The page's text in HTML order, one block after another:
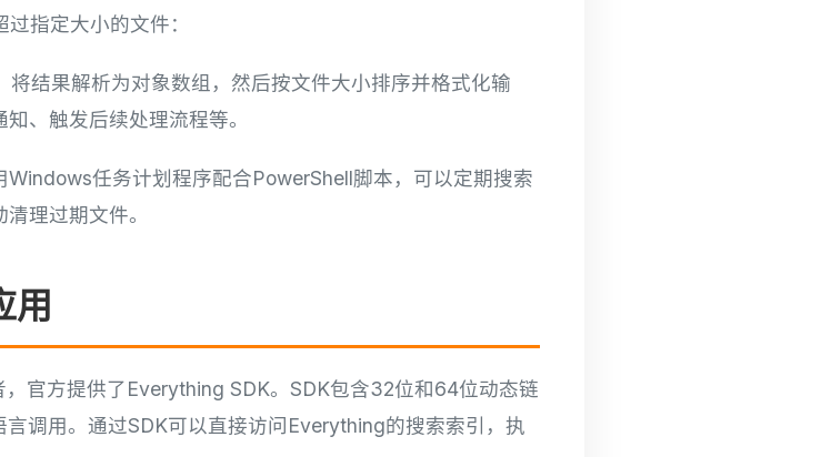
指定大小的文件：
结果解析为对象数组，然后按文件大小排序并格式化输
、触发后续处理流程等。
任务计划程序配合PowerShell脚本，可以定期搜索
理过期文件。
官方提供了Everything SDK。SDK包含32位和64位动态链
调用。通过SDK可以直接访问Everything的搜索索引，执